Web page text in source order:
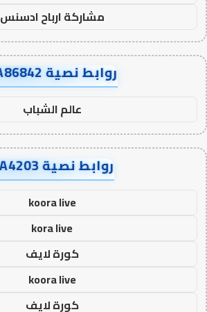
مشاركة ارباح ادسنس
روابط نصية AA86842
عالم الشباب
روابط نصية AA4203
koora live
kora live
كورة لايف
koora live
كورة لايف